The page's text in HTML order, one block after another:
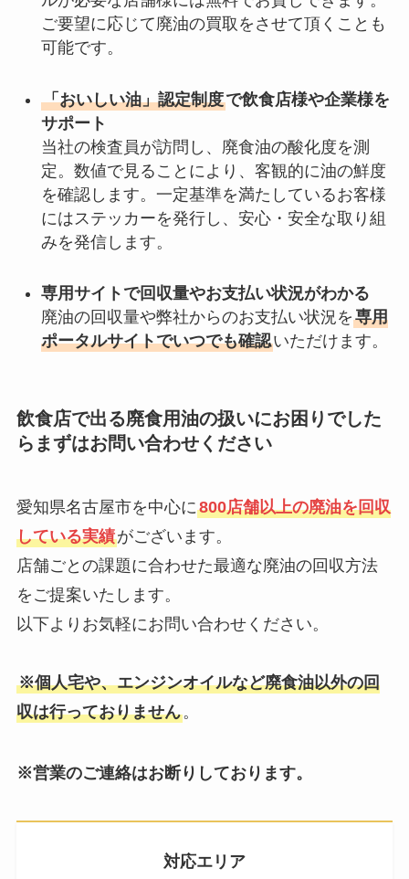
ご要望に応じて廃油の買取をさせて頂くことも
可能です。
「おいしい油」認定制度で飲食店様や企業様を
サポート
当社の検査員が訪問し、廃食油の酸化度を測
定。数値で見ることにより、客観的に油の鮮度
を確認します。一定基準を満たしているお客様
にはステッカーを発行し、安心・安全な取り組
みを発信します。
専用サイトで回収量やお支払い状況がわかる
廃油の回収量や弊社からのお支払い状況を専用
ポータルサイトでいつでも確認いただけます。
飲食店で出る廃食用油の扱いにお困りでした
らまずはお問い合わせください
愛知県名古屋市を中心に800店舗以上の廃油を回収
している実績がございます。
店舗ごとの課題に合わせた最適な廃油の回収方法
をご提案いたします。
以下よりお気軽にお問い合わせください。
※個人宅や、エンジンオイルなど廃食油以外の回
収は行っておりません。
※営業のご連絡はお断りしております。
対応エリア